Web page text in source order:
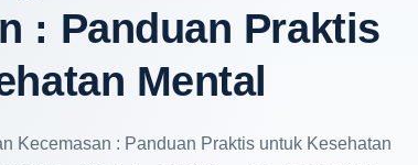
: Panduan Praktis
Mental
Kecemasan : Panduan Praktis untuk Kesehatan